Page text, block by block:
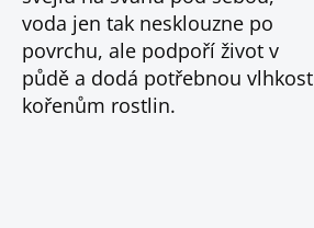
voda jen tak nesklouzne po
povrchu, ale podpoří život v
půdě a dodá potřebnou vlhkost
kořenům rostlin.